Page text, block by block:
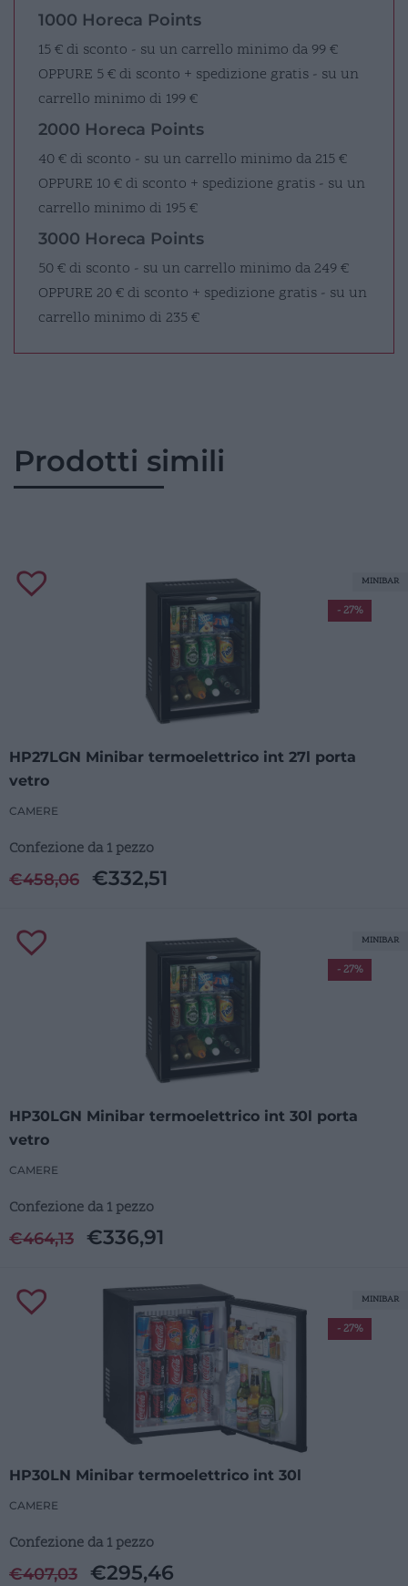
1000 Horeca Points
15 € di sconto - su un carrello minimo da 99 €
OPPURE 5 € di sconto + spedizione gratis - su un
carrello minimo di 199 €
2000 Horeca Points
40 € di sconto - su un carrello minimo da 215 €
OPPURE 10 € di sconto + spedizione gratis - su un
carrello minimo di 195 €
3000 Horeca Points
50 € di sconto - su un carrello minimo da 249 €
OPPURE 20 € di sconto + spedizione gratis - su un
carrello minimo di 235 €
Prodotti simili
HP27LGN Minibar termoelettrico int 27l porta
vetro
CAMERE
Confezione da 1 pezzo
€458,06 €332,51
- 27%
MINIBAR
HP30LGN Minibar termoelettrico int 30l porta
vetro
CAMERE
Confezione da 1 pezzo
€464,13 €336,91
- 27%
MINIBAR
HP30LN Minibar termoelettrico int 30l
CAMERE
Confezione da 1 pezzo
€407,03 €295,46
- 27%
MINIBAR